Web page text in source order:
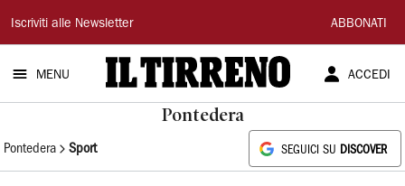
Il
Tirreno
Iscriviti alle Newsletter ABBONATI
MENU ACCEDI
Pontedera
Pontedera Sport SEGUICI SU DISCOVER